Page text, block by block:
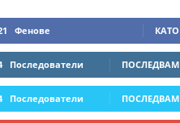
Фенове КАТО
Последователи ПОСЛЕДВАМ
Последователи ПОСЛЕДВАМ